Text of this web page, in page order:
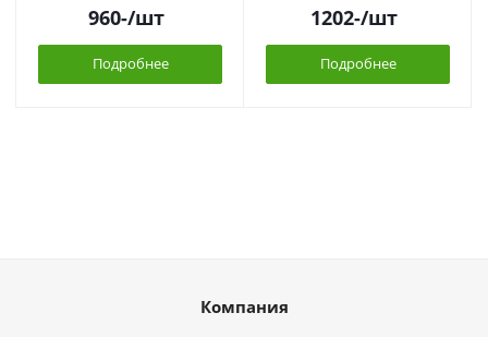
960-/шт
Подробнее
1202-/шт
Подробнее
Компания